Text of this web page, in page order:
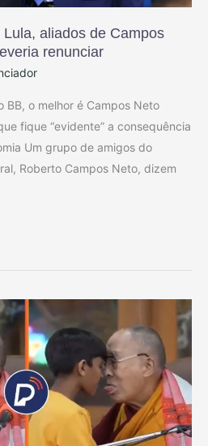
aliados de Campos
renunciar
o melhor é Campos Neto
fique “evidente” a consequência
Um grupo de amigos do
Roberto Campos Neto, dizem